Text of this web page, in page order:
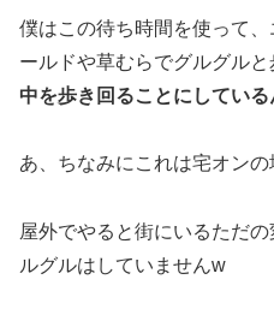
僕はこの待ち時間を使って
ールドや草むらでグルグルと
中を歩き回ることにしている
あ、ちなみにこれは宅オンの
屋外でやると街にいるただ
ルグルはしていませんw